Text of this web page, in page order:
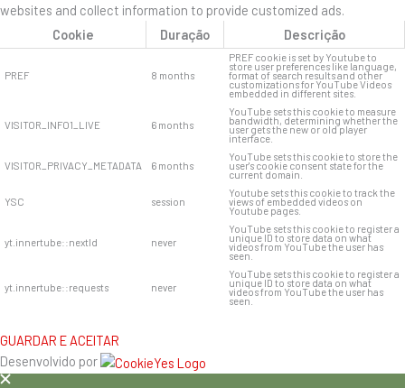
websites and collect information to provide customized ads.
Cookie
Duração Descrição
PREF 8 months
PREF cookie is set by Youtube to
store user preferences like language,
format of search results and other
customizations for YouTube Videos
embedded in different sites.
VISITOR_INFO1_LIVE 6 months
YouTube sets this cookie to measure
bandwidth, determining whether the
user gets the new or old player
interface.
VISITOR_PRIVACY_METADATA 6 months
YouTube sets this cookie to store the
user's cookie consent state for the
current domain.
YSC session
Youtube sets this cookie to track the
views of embedded videos on
Youtube pages.
yt.innertube::nextId never
YouTube sets this cookie to register a
unique ID to store data on what
videos from YouTube the user has
seen.
yt.innertube::requests never
YouTube sets this cookie to register a
unique ID to store data on what
videos from YouTube the user has
seen.
GUARDAR E ACEITAR
Desenvolvido por